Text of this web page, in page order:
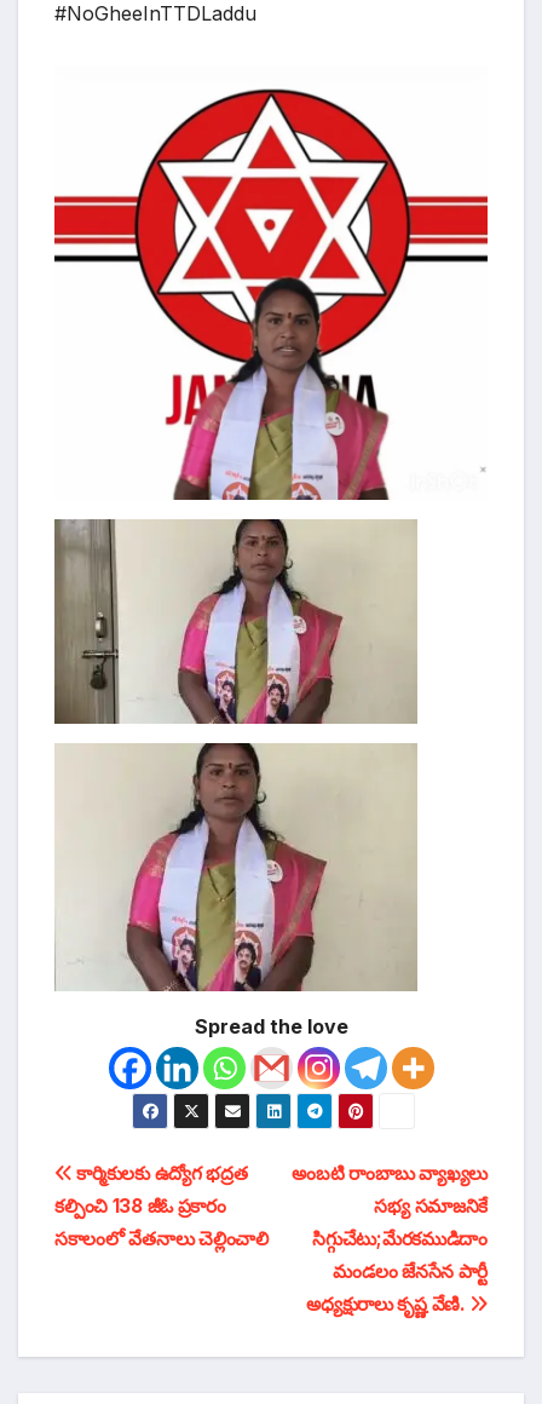
#NoGheeInTTDLaddu
Spread the love
టపా
నావిగేషన్
అంబటి రాంబాబు వ్యాఖ్యలు
సభ్య సమాజనికే
సిగ్గుచేటు;మేరకముడిదాం
మండలం జేనసేన పార్టీ
అధ్యక్షురాలు కృష్ణ వేణి.
కార్మికులకు ఉద్యోగ భద్రత
కల్పించి 138 జీఓ ప్రకారం
సకాలంలో వేతనాలు చెల్లించాలి